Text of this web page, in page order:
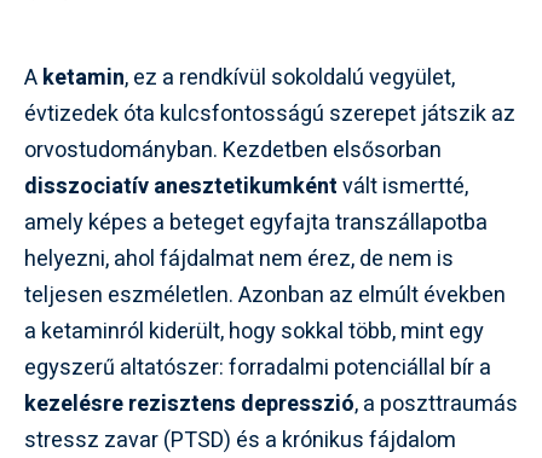
Aketamin, ez a rendkívül sokoldalú vegyület,
évtizedek óta kulcsfontosságú szerepet játszik az
orvostudományban. Kezdetben elsősorban
disszociatív anesztetikumkéntvált ismertté,
amely képes a beteget egyfajta transzállapotba
helyezni, ahol fájdalmat nem érez, de nem is
teljesen eszméletlen. Azonban az elmúlt években
a ketaminról kiderült, hogy sokkal több, mint egy
egyszerű altatószer: forradalmi potenciállal bír a
kezelésre rezisztens depresszió, a poszttraumás
stressz zavar (PTSD) és a krónikus fájdalom